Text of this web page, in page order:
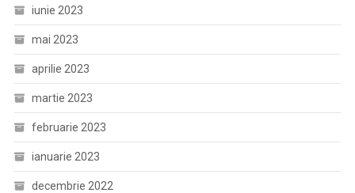
iunie 2023
mai 2023
aprilie 2023
martie 2023
februarie 2023
ianuarie 2023
decembrie 2022